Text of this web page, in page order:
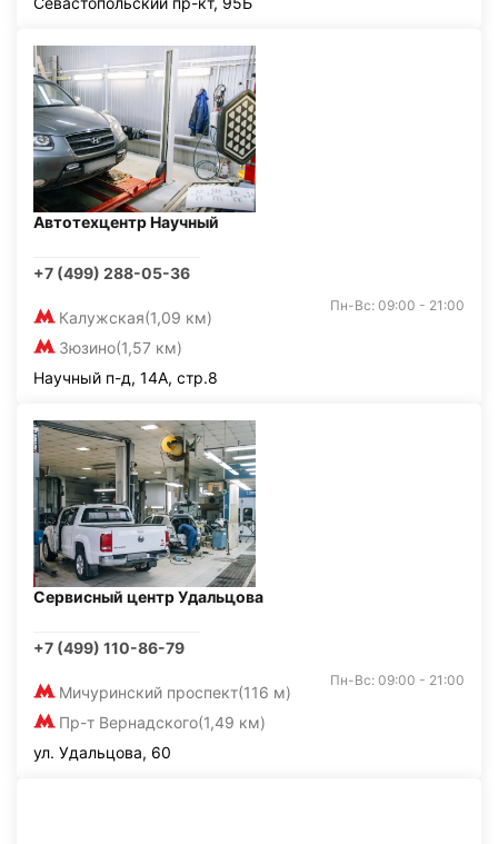
Автотехцентр Научный
+7 (499) 288-05-36
Калужская(1,09 км)
Зюзино(1,57 км)
Пн-Вс: 09:00 - 21:00
Научный п-д, 14А, стр.8
Сервисный центр Удальцова
+7 (499) 110-86-79
Мичуринский проспект(116 м)
Пр-т Вернадского(1,49 км)
Пн-Вс: 09:00 - 21:00
ул. Удальцова, 60